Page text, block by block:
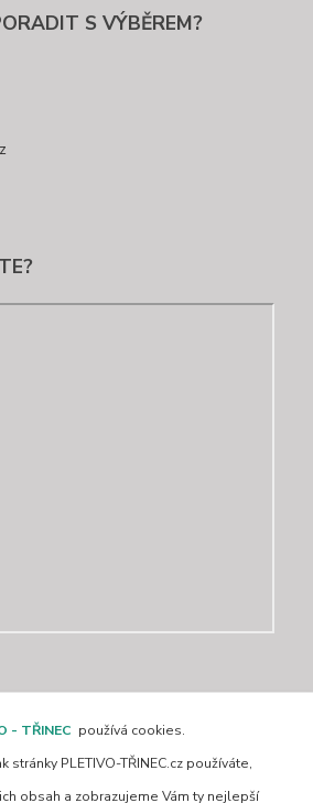
S VÝBĚREM?
- TŘINEC používá cookies.
stránky PLETIVO-TŘINEC.cz používáte,
obsah a zobrazujeme Vám ty nejlepší